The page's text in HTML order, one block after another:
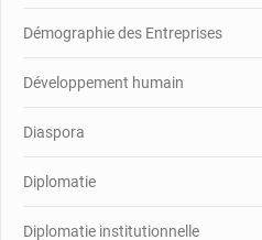
Démographie des Entreprises
Développement humain
Diaspora
Diplomatie
Diplomatie institutionnelle